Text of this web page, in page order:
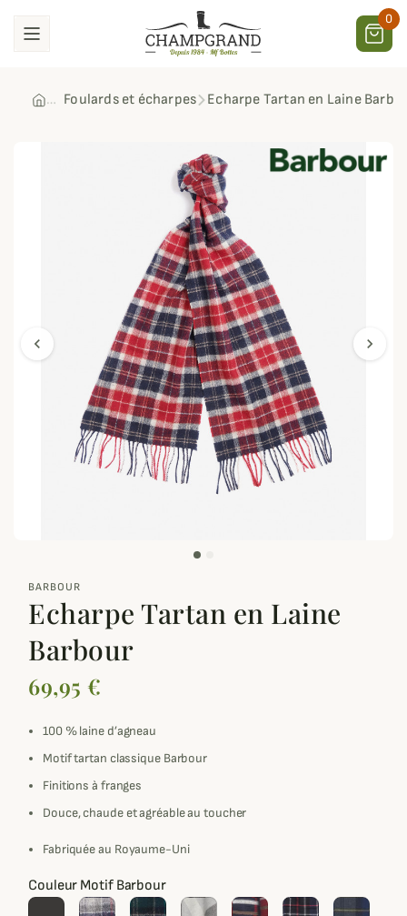
0
Foulards et écharpes Echarpe Tartan en Laine
chevron_left
zoom_out_map
chevron_right
BARBOUR
Echarpe Tartan en Laine
Barbour
69,95 €
100 % laine d’agneau
Motif tartan classique Barbour
Finitions à franges
Douce, chaude et agréable au toucher
Fabriquée au Royaume-Uni
Couleur Motif Barbour